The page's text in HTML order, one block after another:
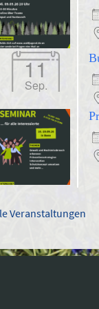
11
Sep.
Veranstaltungen